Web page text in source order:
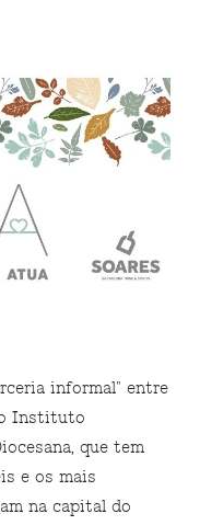
informal" entre
o Instituto
que tem
e os mais
na capital do